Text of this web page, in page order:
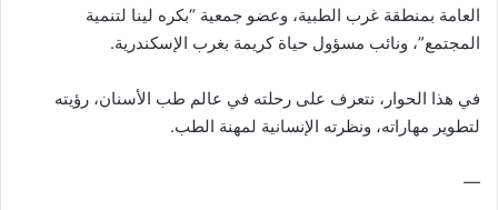
العامة بمنطقة غرب الطبية، وعضو جمعية “بكره لينا لتنمية
المجتمع”، ونائب مسؤول حياة كريمة بغرب الإسكندرية.
في هذا الحوار، نتعرف على رحلته في عالم طب الأسنان، رؤيته
لتطوير مهاراته، ونظرته الإنسانية لمهنة الطب.
—